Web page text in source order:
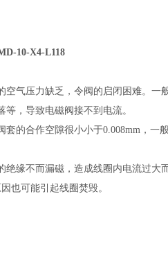
10-X4-L118
空气压力缺乏，令阀的启闭困难。一
，导致电磁阀接不到电流。
套的合作空隙很小小于0.008mm，
绝缘不而漏磁，造成线圈内电流过
也可能引起线圈焚毁。